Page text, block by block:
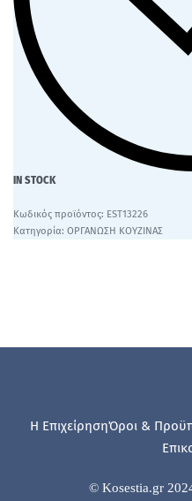
IN STOCK
EST13226
Κατηγορία: ΟΡΓΑΝΩΣΗ ΚΟΥΖΙΝΑΣ
Η ΕπιχείρησηΌροι &
© Kosestia.gr